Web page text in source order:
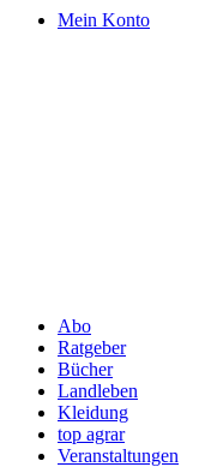
Mein Konto
Abo
Ratgeber
Bücher
Landleben
Kleidung
top agrar
Veranstaltungen